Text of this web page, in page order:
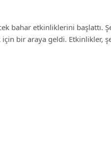
bahar etkinliklerini başlattı.
bir araya geldi. Etkinlikler,